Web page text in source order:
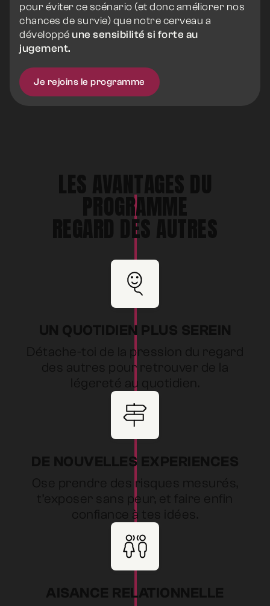
pour éviter ce scénario (et donc améliorer nos
chances de survie) que notre cerveau a
développé une sensibilité si forte au
jugement.
Je rejoins le programme
PROGRAMME
REGARD DES AUTRES
UN QUOTIDIEN PLUS SEREIN
Détache-toi de la pression du regard
des autres pour retrouver de la
légereté au quotidien.
DE NOUVELLES EXPERIENCES
Ose prendre des risques mesurés,
t’exposer sans peur, et faire enfin
confiance à tes idées.
AISANCE RELATIONNELLE